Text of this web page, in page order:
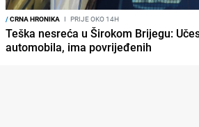
/CRNA HRONIKA I PRIJE OKO 14H
Teška nesreća u Širokom Brijegu:
automobila, ima povrijeđenih